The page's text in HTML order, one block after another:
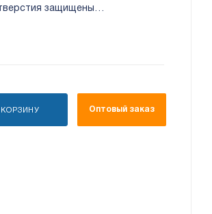
защищены
КОРЗИНУ Оптовый заказ